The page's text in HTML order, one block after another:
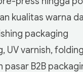
kualitas warna
packaging
varnish,
B2B